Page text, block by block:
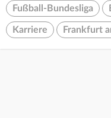
Fußball-Bundesliga
Karriere Frankfurt